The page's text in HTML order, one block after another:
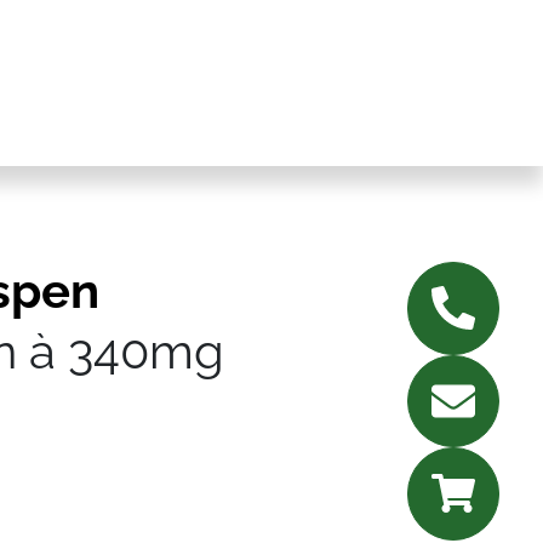
à 340mg